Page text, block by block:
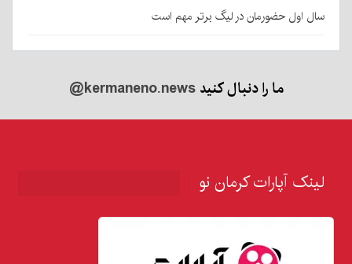
سال اول حضورمان در لیگ برتر مهم است
ما را دنبال کنید@kermaneno.news
لینک آپارات کرمان نو